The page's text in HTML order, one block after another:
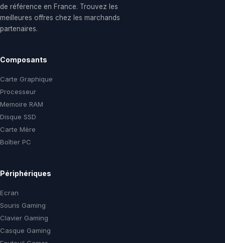
de référence en France. Trouvez les
meilleures offres chez les marchands
partenaires.
Composants
Carte Graphique
Processeur
Memoire RAM
Disque SSD
Carte Mère
Boîtier PC
Périphériques
Ecran
Souris Gaming
Clavier Gaming
Casque Gaming